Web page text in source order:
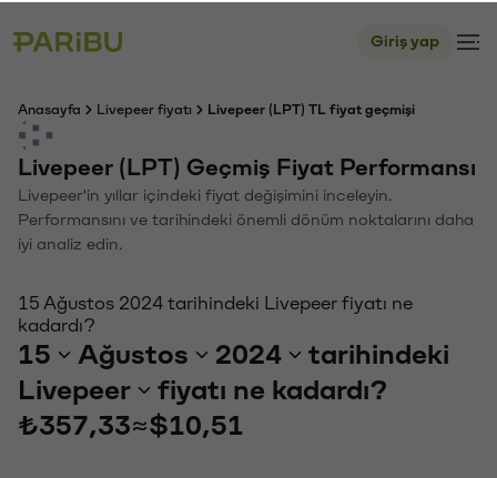
Giriş yap
Anasayfa Livepeer fiyatı Livepeer (LPT) TL fiyat geçmişi
Livepeer (LPT) Geçmiş Fiyat Performansı
Livepeer'in yıllar içindeki fiyat değişimini inceleyin.
Performansını ve tarihindeki önemli dönüm noktalarını daha
iyi analiz edin.
15 Ağustos 2024 tarihindeki Livepeer fiyatı ne
kadardı?
15 Ağustos 2024
tarihindeki
Livepeer
fiyatı ne kadardı?
₺357,33≈$10,51